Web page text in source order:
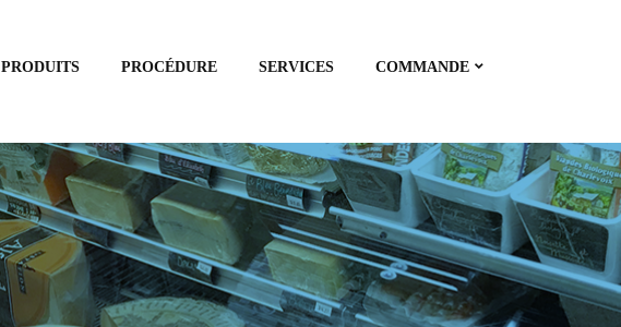
PRODUITS PROCÉDURE SERVICES
COMMANDE